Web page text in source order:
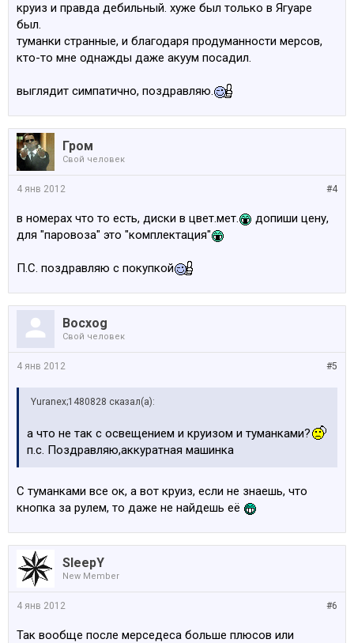
круиз и правда дебильный. хуже был только в Ягуаре
был.
туманки странные, и благодаря продуманности мерсов,
кто-то мне однажды даже акуум посадил.
выглядит симпатично, поздравляю.
Гром
Свой человек
#4
4 янв 2012
в номерах что то есть, диски в цвет.мет.
допиши цену,
для "паровоза" это "комплектация"
П.С. поздравляю с покупкой
Bocxog
Свой человек
#5
4 янв 2012
Yuranex;1480828 сказал(а):
а что не так с освещением и круизом и туманками?
п.с. Поздравляю,аккуратная машинка
С туманками все ок, а вот круиз, если не знаешь, что
кнопка за рулем, то даже не найдешь её
SleepY
New Member
#6
4 янв 2012
Так вообще после мерседеса больше плюсов или